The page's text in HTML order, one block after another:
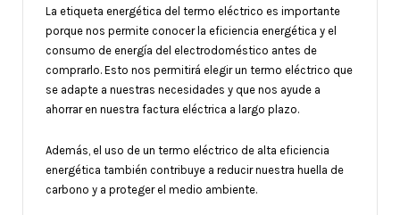
La etiqueta energética del termo eléctrico es importante
porque nos permite conocer la eficiencia energética y el
consumo de energía del electrodoméstico antes de
comprarlo. Esto nos permitirá elegir un termo eléctrico que
se adapte a nuestras necesidades y que nos ayude a
ahorrar en nuestra factura eléctrica a largo plazo.
Además, el uso de un termo eléctrico de alta eficiencia
energética también contribuye a reducir nuestra huella de
carbono y a proteger el medio ambiente.